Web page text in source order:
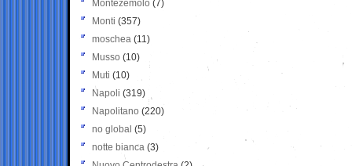
Montezemolo (7)
Monti (357)
moschea (11)
Musso (10)
Muti (10)
Napoli (319)
Napolitano (220)
no global (5)
notte bianca (3)